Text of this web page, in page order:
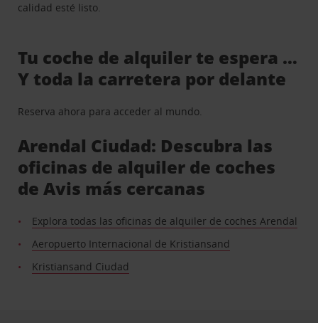
calidad esté listo.
Tu coche de alquiler te espera …
Y toda la carretera por delante
Reserva ahora para acceder al mundo.
Arendal Ciudad: Descubra las
oficinas de alquiler de coches
de Avis más cercanas
Explora todas las oficinas de alquiler de coches Arendal
Aeropuerto Internacional de Kristiansand
Kristiansand Ciudad